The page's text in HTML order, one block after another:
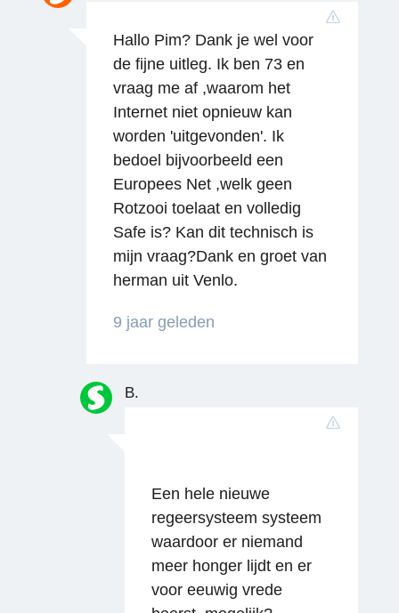
Reageren
Reageren
Hallo Pim? Dank je wel voor
de fijne uitleg. Ik ben 73 en
vraag me af ,waarom het
Internet niet opnieuw kan
worden 'uitgevonden'. Ik
bedoel bijvoorbeeld een
Europees Net ,welk geen
Rotzooi toelaat en volledig
Safe is? Kan dit technisch is
mijn vraag?Dank en groet van
herman uit Venlo.
9 jaar geleden
B.
Een hele nieuwe
regeersysteem systeem
waardoor er niemand
meer honger lijdt en er
voor eeuwig vrede